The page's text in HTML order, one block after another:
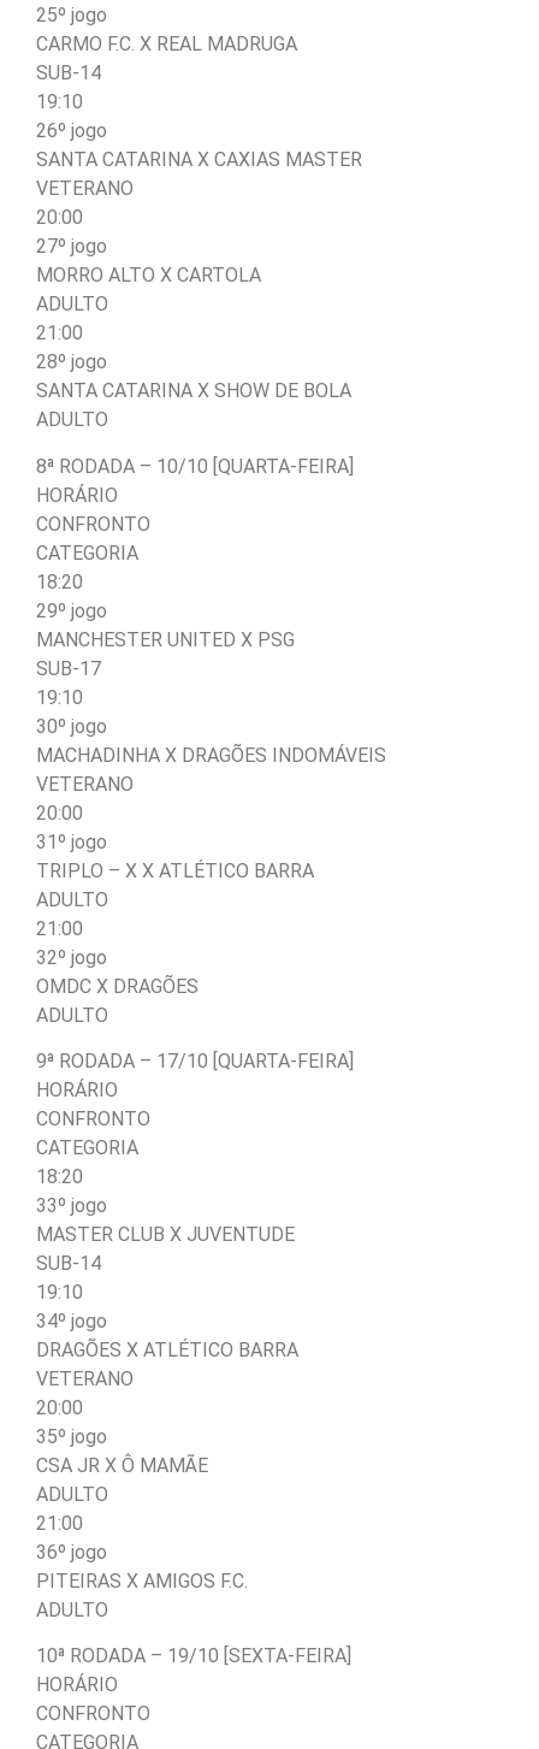
25º jogo
CARMO F.C. X REAL MADRUGA
SUB-14
19:10
26º jogo
SANTA CATARINA X CAXIAS MASTER
VETERANO
20:00
27º jogo
MORRO ALTO X CARTOLA
ADULTO
21:00
28º jogo
SANTA CATARINA X SHOW DE BOLA
ADULTO
8ª RODADA – 10/10 [QUARTA-FEIRA]
HORÁRIO
CONFRONTO
CATEGORIA
18:20
29º jogo
MANCHESTER UNITED X PSG
SUB-17
19:10
30º jogo
MACHADINHA X DRAGÕES INDOMÁVEIS
VETERANO
20:00
31º jogo
TRIPLO – X X ATLÉTICO BARRA
ADULTO
21:00
32º jogo
OMDC X DRAGÕES
ADULTO
9ª RODADA – 17/10 [QUARTA-FEIRA]
HORÁRIO
CONFRONTO
CATEGORIA
18:20
33º jogo
MASTER CLUB X JUVENTUDE
SUB-14
19:10
34º jogo
DRAGÕES X ATLÉTICO BARRA
VETERANO
20:00
35º jogo
CSA JR X Ô MAMÃE
ADULTO
21:00
36º jogo
PITEIRAS X AMIGOS F.C.
ADULTO
10ª RODADA – 19/10 [SEXTA-FEIRA]
HORÁRIO
CONFRONTO
CATEGORIA